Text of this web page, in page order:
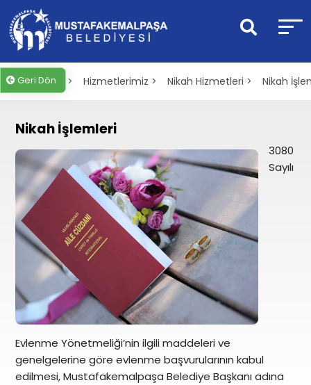
Geri Dön
Anasayfa > Hizmetlerimiz > Nikah Hizmetleri > Nikah
Nikah İşlemleri
3080
Sayılı
Evlenme Yönetmeliği’nin ilgili maddeleri ve
genelgelerine göre evlenme başvurularının kabul
edilmesi, Mustafakemalpaşa Belediye Başkanı adına